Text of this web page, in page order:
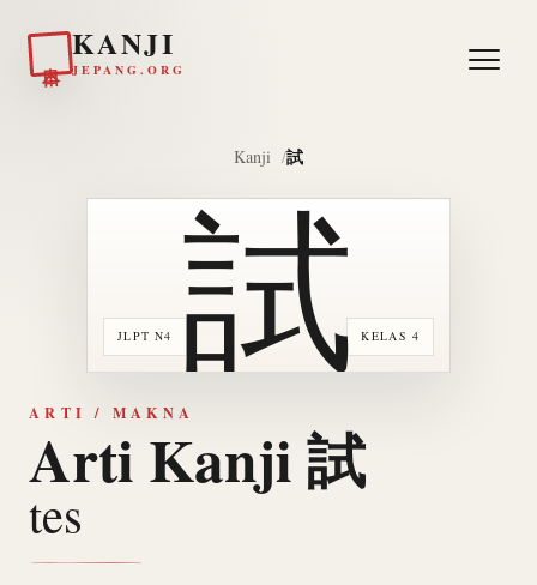
KANJI
JEPANG.ORG
Kanji 試
JLPT N4 KELAS 4
試
ARTI / MAKNA
Arti Kanji 試
tes